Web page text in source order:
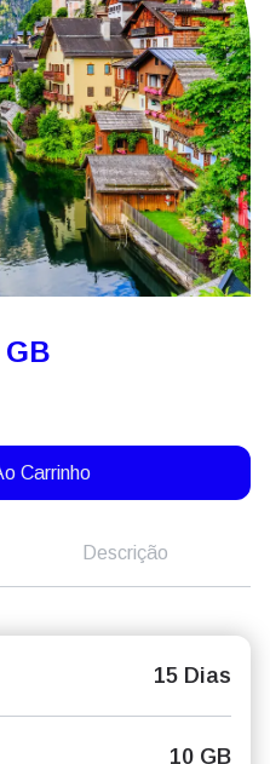
Carrinho
Descrição
15 Dias
10 GB